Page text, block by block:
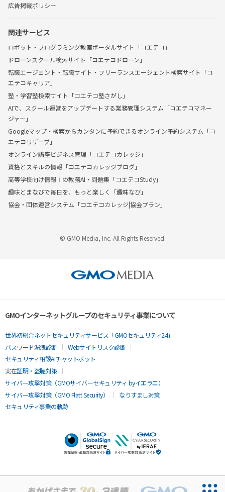
広告掲載ポリシー
関連サービス
ロボット・プログラミング教室ポータルサイト「コエテコ」
ドローンスクール検索サイト「コエテコドローン」
転職エージェント・転職サイト・フリーランスエージェント検索サイト「コ
エテコキャリア」
塾・学習塾検索サイト「コエテコ塾さがし」
AIで、スクール運営をアップデートする業務管理システム「コエテコマネー
ジャー」
Googleマップ・検索からカンタンに予約できるオンライン予約システム「コ
エテコリザーブ」
オンライン講座ビジネス管理「コエテコカレッジ」
資格とスキルの情報「コエテコカレッジブログ」
高等学校向け情報Ⅰの教務AI・問題集「コエテコStudy」
趣味とまなびで毎日を、もっと楽しく「趣味なび」
協会・団体運営システム「コエテコカレッジ|協会プラン」
© GMO Media, Inc. All Rights Reserved.
GMOインターネットグループのセキュリティ事業について
世界初総合ネットセキュリティサービス「GMOセキュリティ24」
パスワード漏洩診断
Webサイトリスク診断
セキュリティ相談AIチャットボット
実在証明・盗聴対策
サイバー攻撃対策（GMOサイバーセキュリティ byイエラエ）
サイバー攻撃対策（GMO Flatt Security）
なりすまし対策
セキュリティ事業の軌跡